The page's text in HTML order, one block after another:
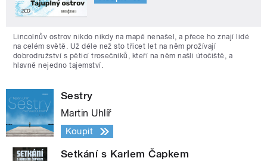
Lincolnův ostrov nikdo nikdy na mapě nenašel, a přece ho znají lidé
na celém světě. Už déle než sto třicet let na něm prožívají
dobrodružství s pěticí trosečníků, kteří na něm našli útočiště, a
hlavně nejedno tajemství.
Sestry
Martin Uhlíř
Koupit
Setkání s Karlem Čapkem